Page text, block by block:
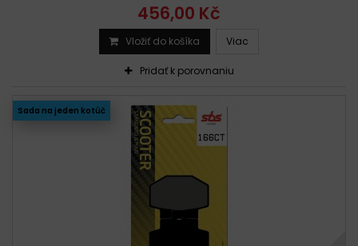
456,00 Kč
Vložiť do košíka Viac
Pridať k porovnaniu
Sada na jeden kotúč